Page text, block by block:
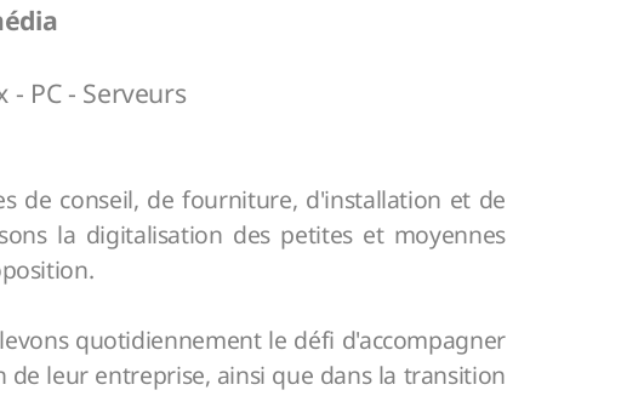
- PC - Serveurs
de conseil, de fourniture, d'installation et de
la digitalisation des petites et moyennes
quotidiennement le défi d'accompagner
leur entreprise, ainsi que dans la transition